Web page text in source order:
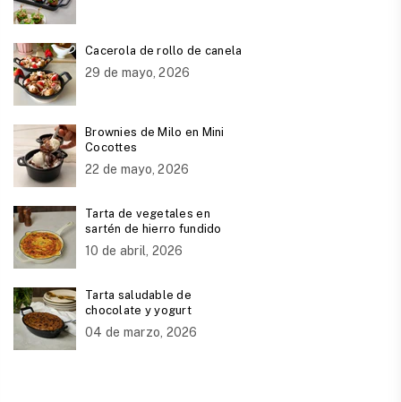
Cacerola de rollo de canela
29 de mayo, 2026
Brownies de Milo en Mini
Cocottes
22 de mayo, 2026
Tarta de vegetales en
sartén de hierro fundido
10 de abril, 2026
Tarta saludable de
chocolate y yogurt
04 de marzo, 2026